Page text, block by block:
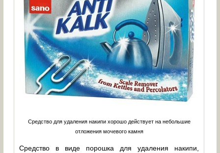
Средство для удаления накипи хорошо действует на небольшие
отложения мочевого камня
Средство в виде порошка для удаления накипи,